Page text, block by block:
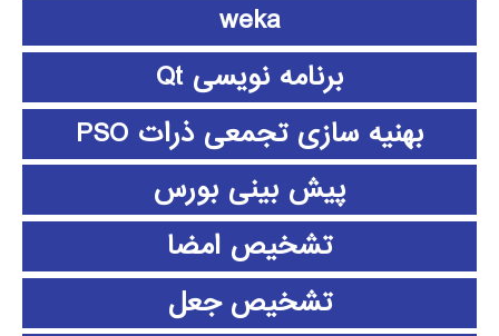
weka
برنامه نویسی Qt
بهنیه سازی تجمعی ذرات PSO
پیش بینی بورس
تشخیص امضا
تشخیص جعل